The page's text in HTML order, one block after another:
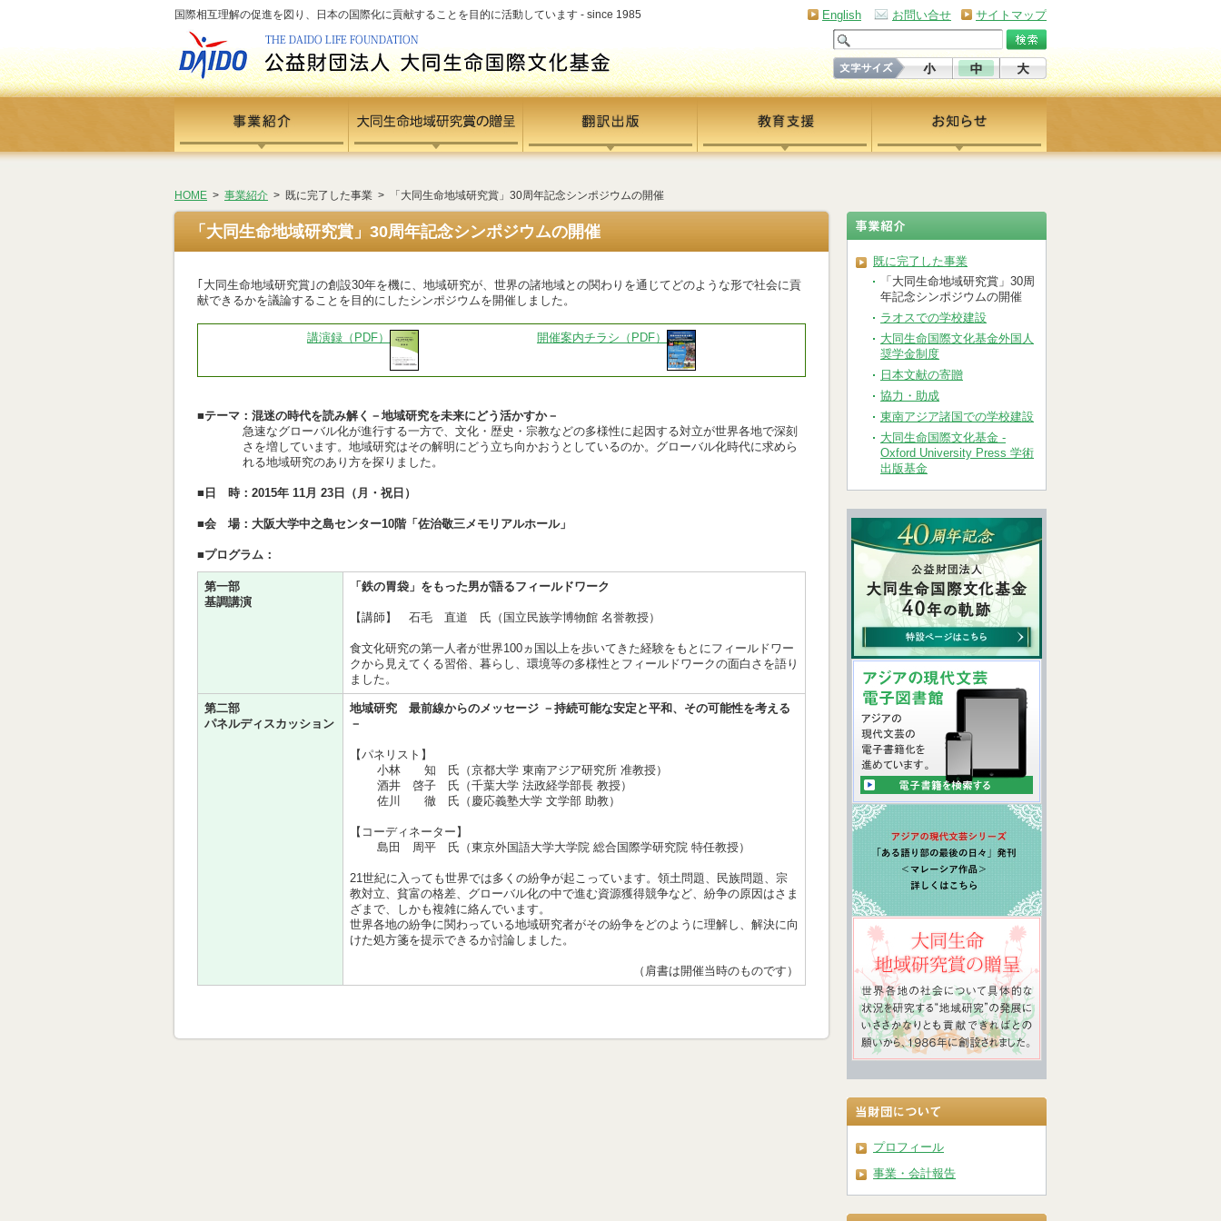
国際相互理解の促進を図り、日本の国際化に貢献することを目的に活動しています - since 1985 English お問い合せ サイトマップ
HOME > 事業紹介 > 既に完了した事業 > 「大同生命地域研究賞」30周年記念シンポジウムの開催
「大同生命地域研究賞」30周年記念シンポジウムの開催
｢大同生命地域研究賞｣の創設30年を機に、地域研究が、世界の諸地域との関わりを通じてどのような形で社会に貢
献できるかを議論することを目的にしたシンポジウムを開催しました。
講演録（PDF） 開催案内チラシ（PDF）
■テーマ：混迷の時代を読み解く－地域研究を未来にどう活かすか－
急速なグローバル化が進行する一方で、文化・歴史・宗教などの多様性に起因する対立が世界各地で深刻
さを増しています。地域研究はその解明にどう立ち向かおうとしているのか。グローバル化時代に求めら
れる地域研究のあり方を探りました。
■日 時：2015年 11月 23日（月・祝日）
■会 場：大阪大学中之島センター10階「佐治敬三メモリアルホール」
■プログラム：
第一部
基調講演
「鉄の胃袋」をもった男が語るフィールドワーク
【講師】 石毛 直道 氏（国立民族学博物館 名誉教授）
食文化研究の第一人者が世界100ヵ国以上を歩いてきた経験をもとにフィールドワー
クから見えてくる習俗、暮らし、環境等の多様性とフィールドワークの面白さを語り
ました。
第二部
パネルディスカッション
地域研究 最前線からのメッセージ －持続可能な安定と平和、その可能性を考える
－
【パネリスト】
小林 知 氏（京都大学 東南アジア研究所 准教授）
酒井 啓子 氏（千葉大学 法政経学部長 教授）
佐川 徹 氏（慶応義塾大学 文学部 助教）
【コーディネータ ー 】
島田 周平 氏（東京外国語大学大学院 総合国際学研究院 特任教授）
21世紀に入っても世界では多くの紛争が起こっています。領土問題、民族問題、宗
教対立、貧富の格差、グローバル化の中で進む資源獲得競争など、紛争の原因はさま
ざまで、しかも複雑に絡んでいます。
世界各地の紛争に関わっている地域研究者がその紛争をどのように理解し、解決に向
けた処方箋を提示できるか討論しました。
（肩書は開催当時のものです）
既に完了した事業
「大同生命地域研究賞」30周
年記念シンポジウムの開催
ラオスでの学校建設
大同生命国際文化基金外国人
奨学金制度
日本文献の寄贈
協力・助成
東南アジア諸国での学校建設
大同生命国際文化基金 -
Oxford University Press 学術
出版基金
プロフィール
事業・会計報告